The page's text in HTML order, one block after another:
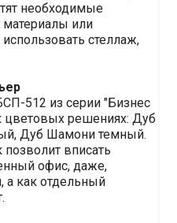
необходимые
или
стеллаж,
512 из серии "Бизнес
цветовых решениях: Дуб
Дуб Шамони темный.
позволит вписать
офис, даже,
а как отдельный